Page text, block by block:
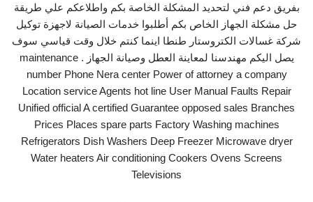
بفريق دعم فني لتحديد المشكلة الخاصة بكم واطلاعكم علي طريقة
حل مشكلة الجهاز الخاص بكم أطلبوا خدمات الصيانة لاجهزة توكيل
شركة غسالات الكتروستار طنطا اينما كنتم خلال وقت قياسي سوف
يصل اليكم مهندسنا لمعاينة العطل وصيانة الجهاز . maintenance
number Phone Nera center Power of attorney a company
Location service Agents hot line User Manual Faults Repair
Unified official A certified Guarantee opposed sales Branches
Prices Places spare parts Factory Washing machines
Refrigerators Dish Washers Deep Freezer Microwave dryer
Water heaters Air conditioning Cookers Ovens Screens
Televisions